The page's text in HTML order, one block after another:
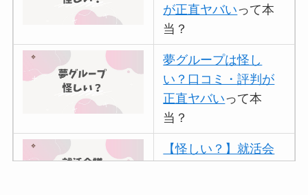
が正直ヤバいって本
当？
夢グループは怪し
い？口コミ・評判が
正直ヤバいって本
当？
【怪しい？】就活会